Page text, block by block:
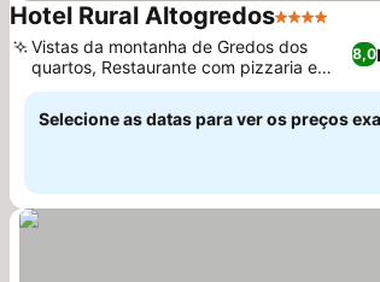
Hotel Rural Altogredos4 Estrelas
8,0
Vistas da montanha de Gredos dos
quartos, Restaurante com pizzaria e
pratos locais
Selecione as datas para ver os preços